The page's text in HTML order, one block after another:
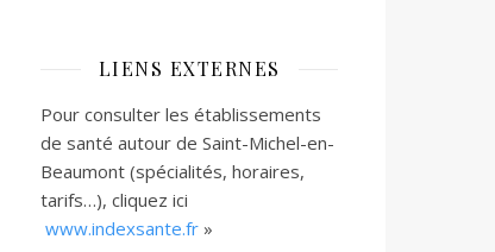
LIENS EXTERNES
Pour consulter les établissements
de santé autour de Saint-Michel-en-
Beaumont (spécialités, horaires,
tarifs…), cliquez ici
www.indexsante.fr »